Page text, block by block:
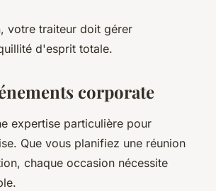
votre traiteur doit gérer
d'esprit totale.
corporate
expertise particulière pour
Que vous planifiez une réunion
chaque occasion nécessite